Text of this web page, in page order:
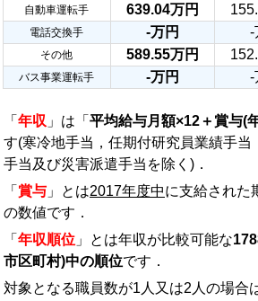
自動車運転手 639.04万円
電話交換手 -万円 -
その他 589.55万円
バス事業運転手 -万円 -
「 年収 」は「 平均給与月額×12＋賞与(
す(寒冷地手当，任期付研究員業績手当
手当及び災害派遣手当を除く)．
「 賞与 」とは2017年度中に支給された
の数値です．
「 年収順位 」とは年収が比較可能な
市区町村)中の順位です．
対象となる職員数が1人又は2人の場合